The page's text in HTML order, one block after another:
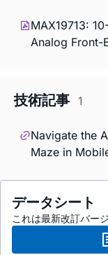
MAX19713:
Analog Front-
技術記事 1
Navigate the
Maze in
データシート
これは最新改訂バー